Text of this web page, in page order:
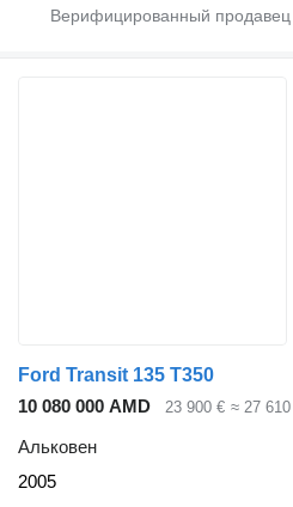
Ford Transit 135 T350
10 080 000 AMD
23 900 € ≈ 27
Альковен
2005